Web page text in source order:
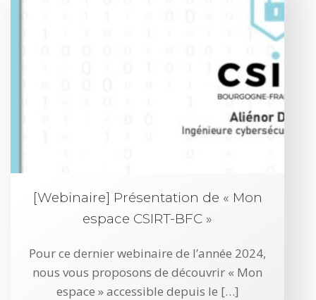
[Webinaire] Présentation de « Mon
espace CSIRT-BFC »
Pour ce dernier webinaire de l’année 2024,
nous vous proposons de découvrir « Mon
espace » accessible depuis le […]